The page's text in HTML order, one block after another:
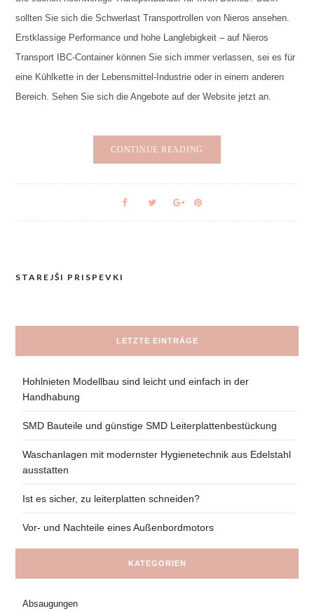
sollten Sie sich die Schwerlast Transportrollen von Nieros ansehen.
Erstklassige Performance und hohe Langlebigkeit – auf Nieros
Transport IBC-Container können Sie sich immer verlassen, sei es für
eine Kühlkette in der Lebensmittel-Industrie oder in einem anderen
Bereich. Sehen Sie sich die Angebote auf der Website jetzt an.
CONTINUE READING
Navigacija
STAREJŠI PRISPEVKI
LETZTE EINTRÄGE
Hohlnieten Modellbau sind leicht und einfach in der
Handhabung
SMD Bauteile und günstige SMD Leiterplattenbestückung
Waschanlagen mit modernster Hygienetechnik aus Edelstahl
ausstatten
Ist es sicher, zu leiterplatten schneiden?
Vor- und Nachteile eines Außenbordmotors
KATEGORIEN
Absaugungen